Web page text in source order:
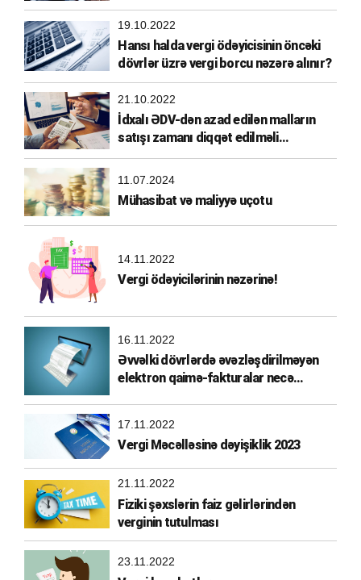
etməlidir?
19.10.2022
Hansı halda vergi ödəyicisinin öncəki
dövrlər üzrə vergi borcu nəzərə alınır?
21.10.2022
İdxalı ƏDV-dən azad edilən malların
satışı zamanı diqqət edilməli
məqamlar
11.07.2024
Mühasibat və maliyyə uçotu
14.11.2022
Vergi ödəyicilərinin nəzərinə!
16.11.2022
Əvvəlki dövrlərdə əvəzləşdirilməyən
elektron qaimə-fakturalar necə
17.11.2022
Vergi Məcəlləsinə dəyişiklik 2023
21.11.2022
Fiziki şəxslərin faiz gəlirlərindən
verginin tutulması
23.11.2022